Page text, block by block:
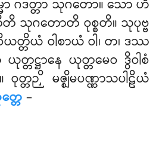
မာ ဂဒတ္တာ သုဂတော။ သော ဟိ
သုဂတောတိ ဝုစ္စတိ။ သုပုဗ္ဗ
တိယံ ဝါစာယံ ဝါ၊ တ၊ ဒဿ
တဋ္ဌာနေ ယုတ္တမေဝ ဒွိဝါစံ
တ္တဉှိ မဇ္ဈိမပဏ္ဏာသပါဠိယံ
ေ–